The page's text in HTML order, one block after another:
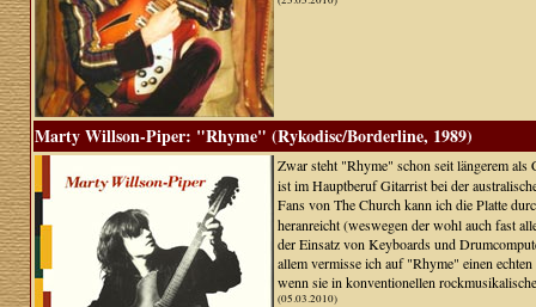
Marty Willson-Piper: "Rhyme" (Rykodisc/Borderline, 1989)
Zwar steht "Rhyme" schon seit längerem
ist im Hauptberuf Gitarrist bei der
Fans von The Church kann ich die Platte
heranreicht (weswegen der wohl auch fast
der Einsatz von Keyboards und
allem vermisse ich auf "Rhyme" einen
wenn sie in konventionellen
(05.03.2010)